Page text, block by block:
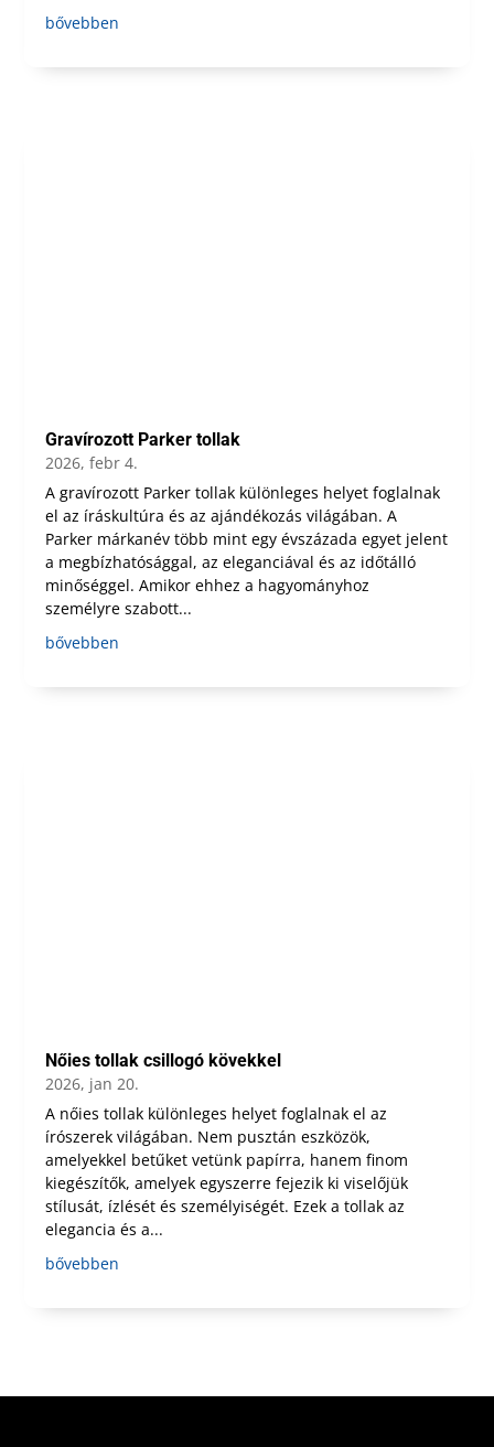
bővebben
Gravírozott Parker tollak
2026, febr 4.
A gravírozott Parker tollak különleges helyet foglalnak
el az íráskultúra és az ajándékozás világában. A
Parker márkanév több mint egy évszázada egyet jelent
a megbízhatósággal, az eleganciával és az időtálló
minőséggel. Amikor ehhez a hagyományhoz
személyre szabott...
bővebben
Nőies tollak csillogó kövekkel
2026, jan 20.
A nőies tollak különleges helyet foglalnak el az
írószerek világában. Nem pusztán eszközök,
amelyekkel betűket vetünk papírra, hanem finom
kiegészítők, amelyek egyszerre fejezik ki viselőjük
stílusát, ízlését és személyiségét. Ezek a tollak az
elegancia és a...
bővebben